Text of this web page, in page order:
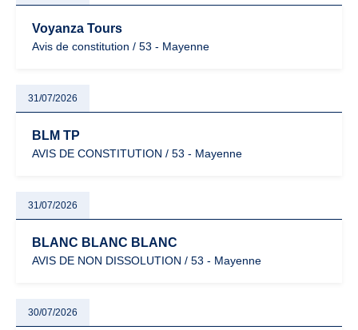
Voyanza Tours
Avis de constitution / 53 - Mayenne
31/07/2026
BLM TP
AVIS DE CONSTITUTION / 53 - Mayenne
31/07/2026
BLANC BLANC BLANC
AVIS DE NON DISSOLUTION / 53 - Mayenne
30/07/2026